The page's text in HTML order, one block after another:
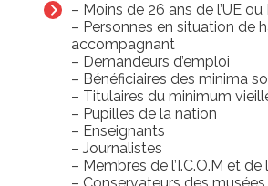
– Moins de 26 ans de l’UE ou
– Personnes en situation de
accompagnant
– Demandeurs d’emploi
– Bénéficiaires des minima
– Titulaires du minimum
– Pupilles de la nation
– Enseignants
– Journalistes
– Membres de l’I.C.O.M et de